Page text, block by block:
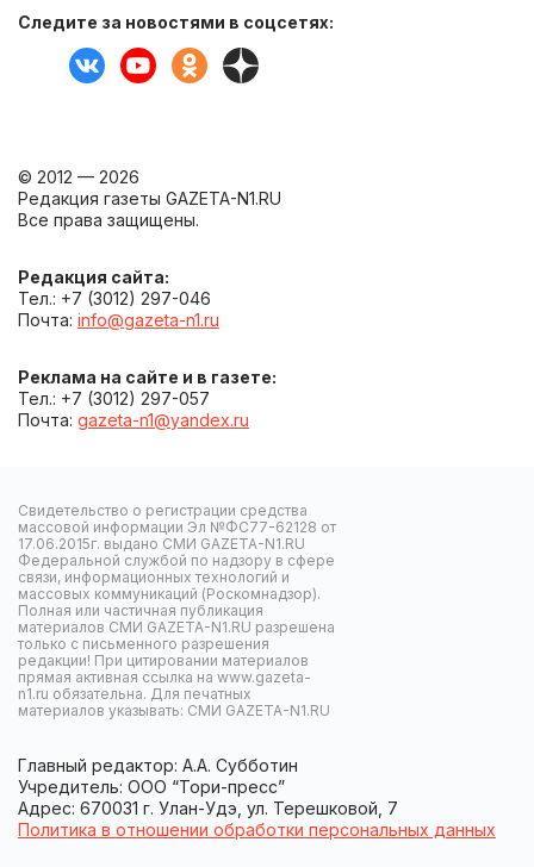
Следите за новостями в соцсетях:
© 2012 — 2026
Редакция газеты GAZETA-N1.RU
Все права защищены.
Редакция сайта:
Тел.: +7 (3012) 297-046
Почта: info@gazeta-n1.ru
Реклама на сайте и в газете:
Тел.: +7 (3012) 297-057
Почта: gazeta-n1@yandex.ru
Свидетельство о регистрации средства
массовой информации Эл №ФС77-62128 от
17.06.2015г. выдано СМИ GAZETA-N1.RU
Федеральной службой по надзору в сфере
связи, информационных технологий и
массовых коммуникаций (Роскомнадзор).
Полная или частичная публикация
материалов СМИ GAZETA-N1.RU разрешена
только с письменного разрешения
редакции! При цитировании материалов
прямая активная ссылка на www.gazeta-
n1.ru обязательна. Для печатных
материалов указывать: СМИ GAZETA-N1.RU
Главный редактор: А.А. Субботин
Учредитель: ООО “Тори-пресс”
Адрес: 670031 г. Улан-Удэ, ул. Терешковой, 7
Политика в отношении обработки персональных данных